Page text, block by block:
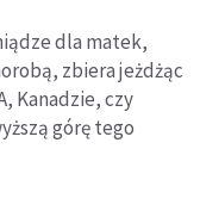
dla matek,
zbiera jeżdżąc
Kanadzie, czy
górę tego